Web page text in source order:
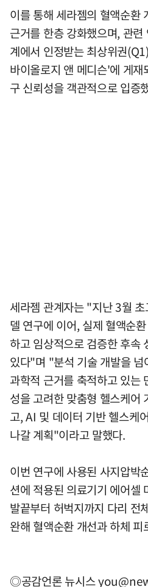
이를 통해 세라젬의 혈액순환
근거를 한층 강화했으며, 관
계에서 인정받는 최상위권
바이올로지 앤 메디슨'에 게
구 신뢰성을 객관적으로 입증
세라젬 관계자는 "지난 3월
델 연구에 이어, 실제 혈액순
하고 임상적으로 검증한 후속
있다"며 "분석 기술 개발을 넘
과학적 근거를 축적하고 있는
성을 고려한 맞춤형 헬스케어
고, AI 및 데이터 기반 헬스케
나갈 계획"이라고 말했다.
이번 연구에 사용된 사지압박
션에 적용된 의료기기 에어셀
발끝부터 허벅지까지 다리 전
완해 혈액순환 개선과 하체
◎공감언론 뉴시스